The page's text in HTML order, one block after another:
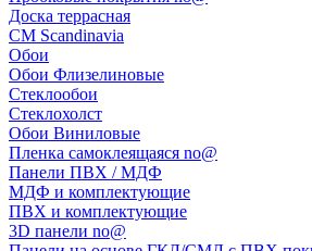
Доска террасная
CM Scandinavia
Обои
Обои Флизелиновые
Стеклообои
Стеклохолст
Обои Виниловые
Пленка самоклеящаяся no@
Панели ПВХ / МДФ
МДФ и комплектующие
ПВХ и комплектующие
3D панели no@